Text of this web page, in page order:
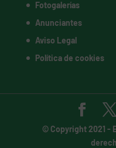
Fotogalerías
Anunciantes
Aviso Legal
Política de cookies
© Copyright 2021 -